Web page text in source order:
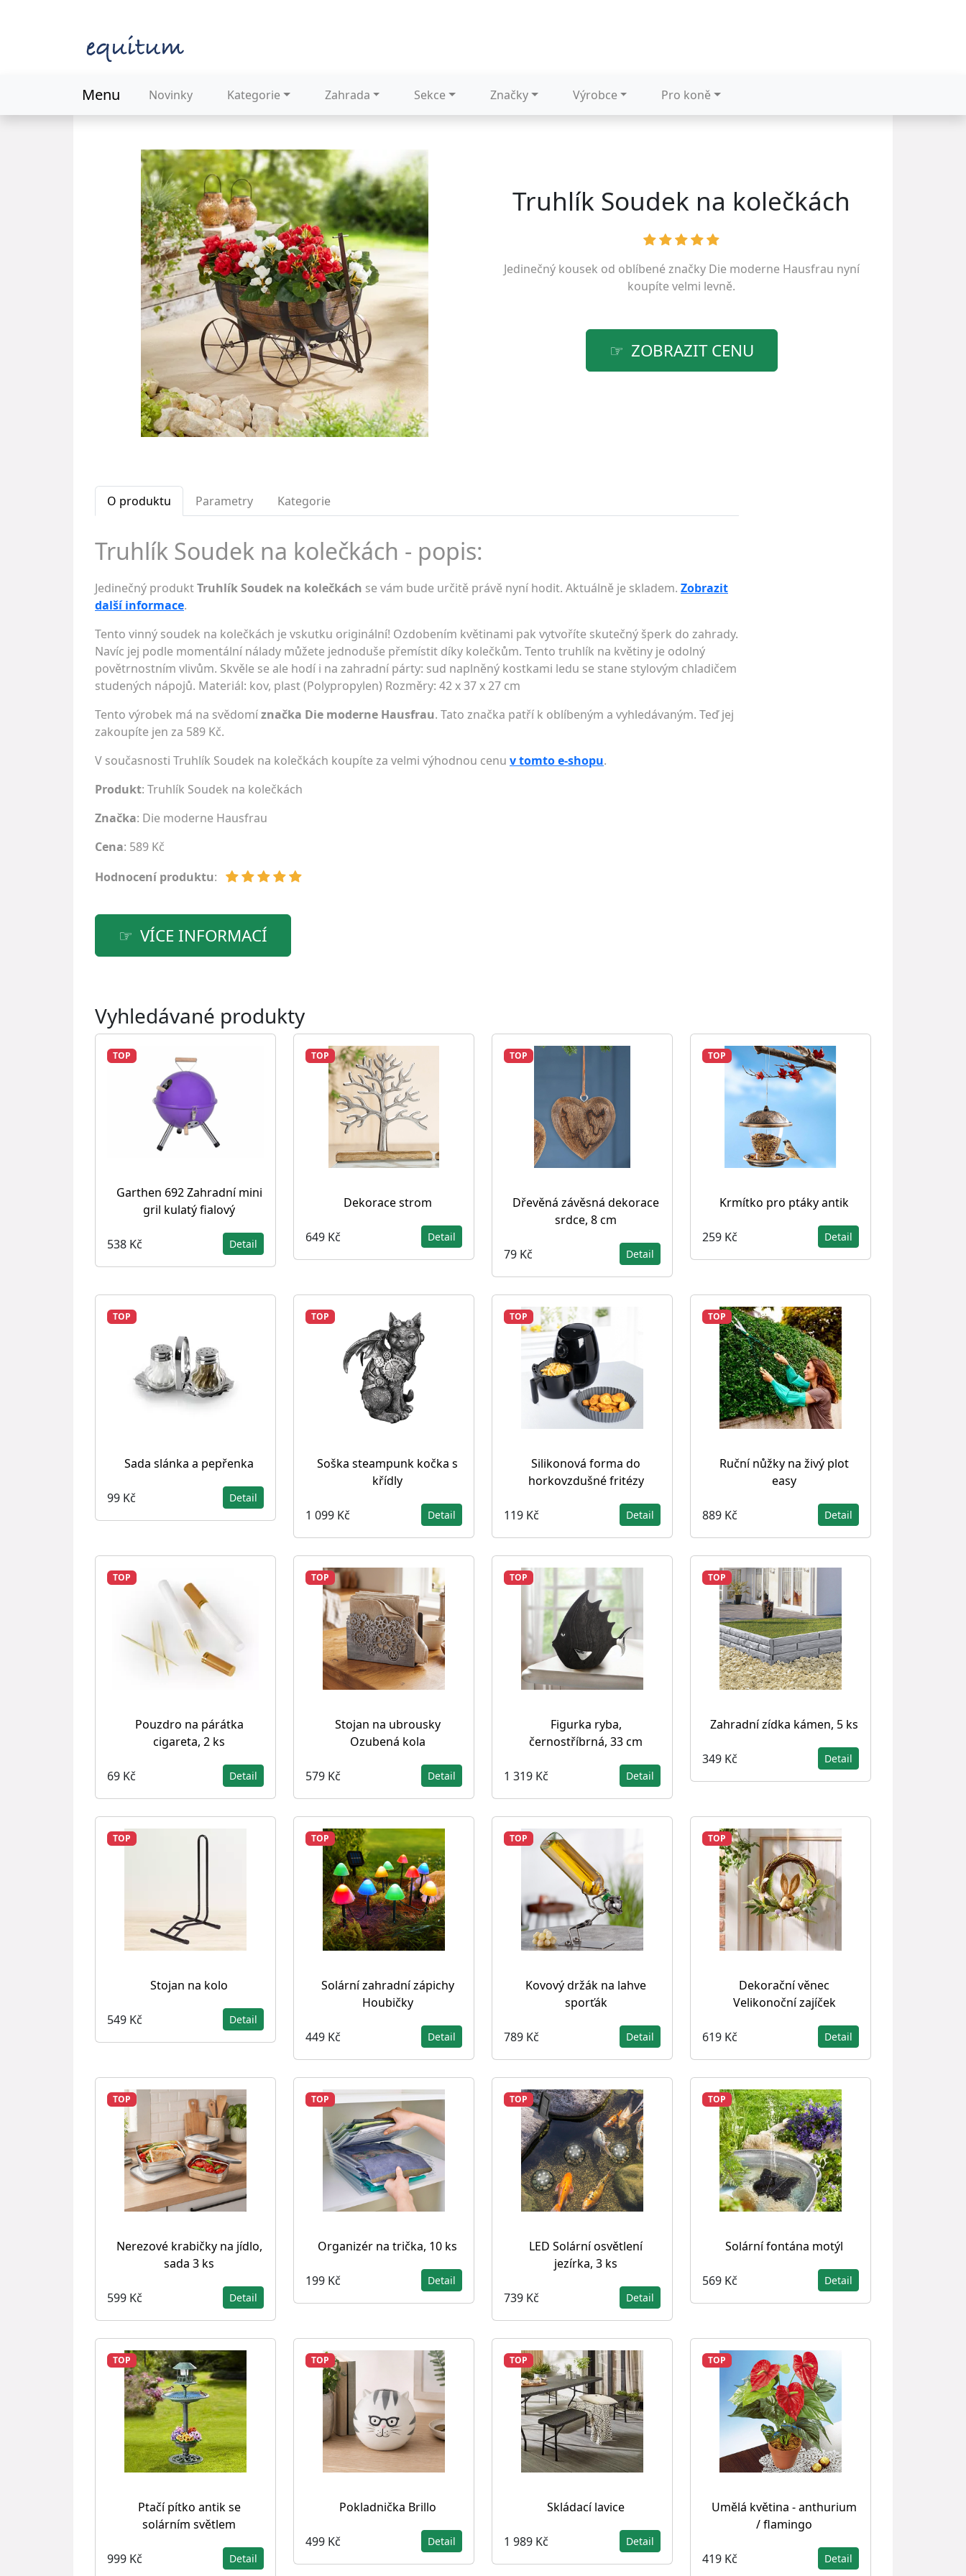
Menu Novinky Kategorie Zahrada Sekce Značky Výrobce Pro koně
Truhlík Soudek na kolečkách
Jedinečný kousek od oblíbené značky Die moderne Hausfrau nyní
koupíte velmi levně.
ZOBRAZIT CENU
O produktu Parametry Kategorie
Truhlík Soudek na kolečkách - popis:
Jedinečný produktTruhlík Soudek na kolečkách se vám bude určitě právě nyní hodit. Aktuálně je skladem. Zobrazit
další informace.
Tento vinný soudek na kolečkách je vskutku originální! Ozdobením květinami pak vytvoříte skutečný šperk do zahrady.
Navíc jej podle momentální nálady můžete jednoduše přemístit díky kolečkům. Tento truhlík na květiny je odolný
povětrnostním vlivům. Skvěle se ale hodí i na zahradní párty: sud naplněný kostkami ledu se stane stylovým chladičem
studených nápojů. Materiál: kov, plast (Polypropylen) Rozměry: 42 x 37 x 27 cm
Tento výrobek má na svědomíznačka Die moderne Hausfrau. Tato značka patří k oblíbeným a vyhledávaným. Teď jej
zakoupíte jen za 589 Kč.
V současnosti Truhlík Soudek na kolečkách koupíte za velmi výhodnou cenu v tomto e-shopu.
Produkt: Truhlík Soudek na kolečkách
Značka: Die moderne Hausfrau
Cena: 589 Kč
Hodnocení produktu:
VÍCE INFORMACÍ
Vyhledávané produkty
TOP
Garthen 692 Zahradní mini
gril kulatý fialový
538 Kč Detail
TOP
Dekorace strom
649 Kč Detail
TOP
Dřevěná závěsná dekorace
srdce, 8 cm
79 Kč Detail
TOP
Krmítko pro ptáky antik
259 Kč Detail
TOP
Sada slánka a pepřenka
99 Kč Detail
TOP
Soška steampunk kočka s
křídly
1 099 Kč Detail
TOP
Silikonová forma do
horkovzdušné fritézy
119 Kč Detail
TOP
Ruční nůžky na živý plot
easy
889 Kč Detail
TOP
Pouzdro na párátka
cigareta, 2 ks
69 Kč Detail
TOP
Stojan na ubrousky
Ozubená kola
579 Kč Detail
TOP
Figurka ryba,
černostříbrná, 33 cm
1 319 Kč Detail
TOP
Zahradní zídka kámen, 5 ks
349 Kč Detail
TOP
Stojan na kolo
549 Kč Detail
TOP
Solární zahradní zápichy
Houbičky
449 Kč Detail
TOP
Kovový držák na lahve
sporťák
789 Kč Detail
TOP
Dekorační věnec
Velikonoční zajíček
619 Kč Detail
TOP
Nerezové krabičky na jídlo,
sada 3 ks
599 Kč Detail
TOP
Organizér na trička, 10 ks
199 Kč Detail
TOP
LED Solární osvětlení
jezírka, 3 ks
739 Kč Detail
TOP
Solární fontána motýl
569 Kč Detail
TOP
Ptačí pítko antik se
solárním světlem
999 Kč Detail
TOP
Pokladnička Brillo
499 Kč Detail
TOP
Skládací lavice
1 989 Kč Detail
TOP
Umělá květina - anthurium
/ flamingo
419 Kč Detail